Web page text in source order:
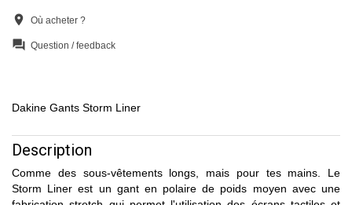
location_on Où acheter ?
question_answer Question / feedback
Dakine Gants Storm Liner
Description
Comme des sous-vêtements longs, mais pour tes mains. Le
Storm Liner est un gant en polaire de poids moyen avec une